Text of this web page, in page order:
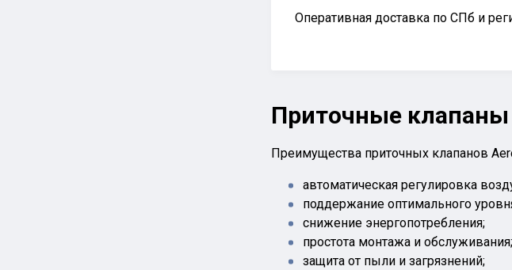
Оперативная доставка по СПб и
Приточные
Преимущества приточных клапанов
автоматическая регулировка
поддержание оптимального
снижение энергопотребления;
простота монтажа и обслуживания;
защита от пыли и загрязнений;